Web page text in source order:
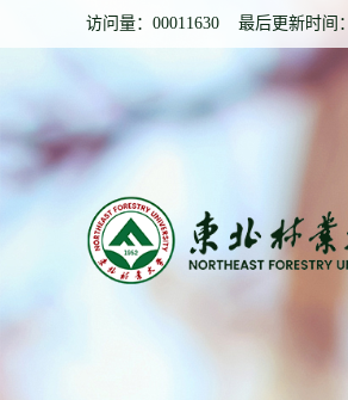
访问量： 00011630 最后更新时间：